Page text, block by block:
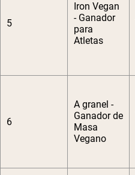
5
Iron Vegan
- Ganador
para
Atletas
6
A granel -
Ganador de
Masa
Vegano